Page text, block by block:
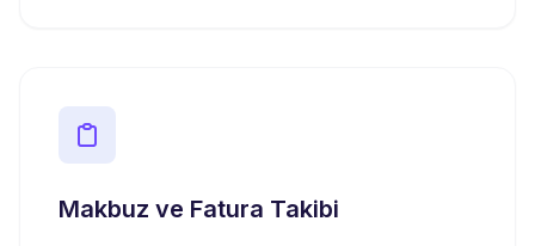
Makbuz ve Fatura Takibi